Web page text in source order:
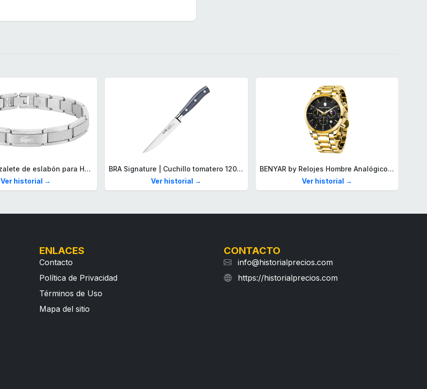
Lacoste Brazalete de eslabón para Hombre Colección STENCIL de Acero inoxidable
Ver historial →
BRA Signature | Cuchillo tomatero 120 mm, Acero Inoxidable alemán forjado con Molibdeno Vanadio, Mango Remachado ABS, Diseño Ergonómico, Hoja 1,6 mm espesor
Ver historial →
BENYAR by Relojes Hombre Analógico Cuarzo Cronografo Impermeable Luminoso Fecha Moda Casual Reloj de Pulsera Elegante Regalo para Hombre
Ver historial →
ENLACES
Contacto
Política de Privacidad
Términos de Uso
Mapa del sitio
CONTACTO
info@historialprecios.com
https://historialprecios.com